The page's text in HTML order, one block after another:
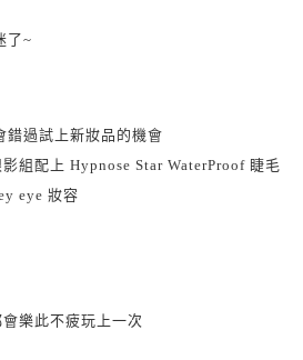
了~
錯過試上新妝品的機會
組配上 Hypnose Star WaterProof 睫毛
eye 妝容
樂此不疲玩上一次